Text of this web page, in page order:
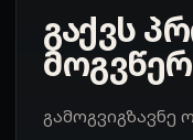
გაქვს
გამოგვიგზავნე